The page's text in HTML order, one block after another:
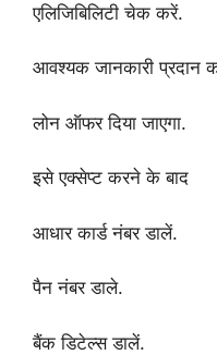
एलिजिबिलिटी चेक करें.
आवश्यक जानकारी प्रदान
लोन ऑफर दिया जाएगा.
इसे एक्सेप्ट करने के बाद
आधार कार्ड नंबर डालें.
पैन नंबर डाले.
बैंक डिटेल्स डालें.